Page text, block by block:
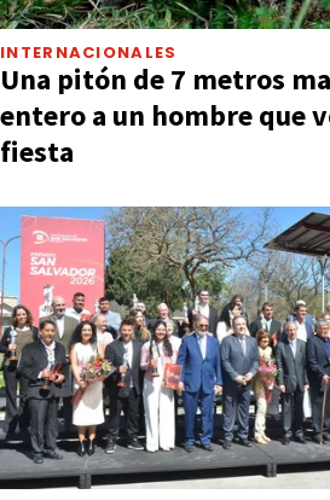
INTERNACIONALES
Una pitón de 7 metros
entero a un hombre que
fiesta